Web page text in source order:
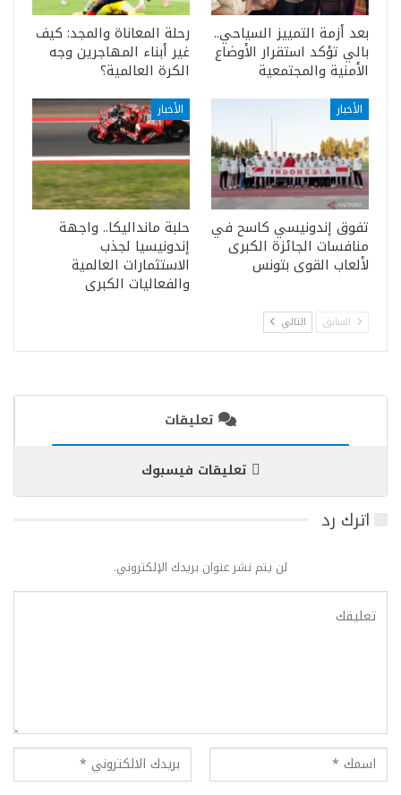
بعد أزمة التمييز السياحي..
بالي تؤكد استقرار الأوضاع
الأمنية والمجتمعية
رحلة المعاناة والمجد: كيف
غير أبناء المهاجرين وجه
الكرة العالمية؟
الأخبار
تفوق إندونيسي كاسح في
منافسات الجائزة الكبرى
لألعاب القوى بتونس
الأخبار
حلبة مانداليكا.. واجهة
إندونيسيا لجذب
الاستثمارات العالمية
والفعاليات الكبرى
السابق التالي
تعليقات
تعليقات فيسبوك
اترك رد
لن يتم نشر عنوان بريدك الإلكتروني.